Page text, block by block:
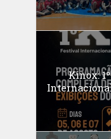
Kinox: